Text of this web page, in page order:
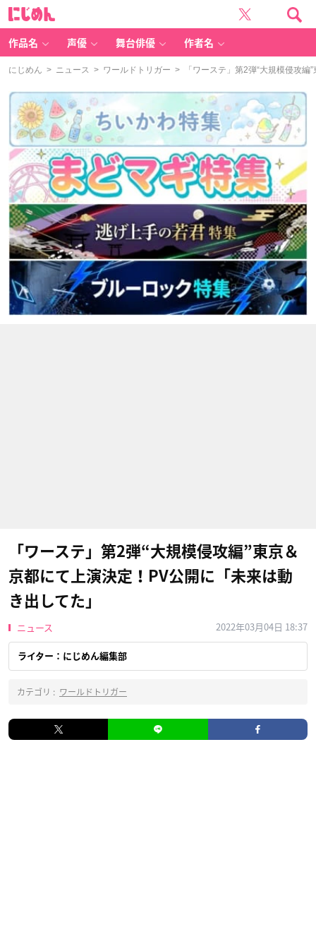
作品名 声優 舞台俳優 作者名
にじめん > ニュース > ワールドトリガー > 「ワーステ」第2弾“大規模侵攻編
「ワーステ」第2弾“大規模侵攻編”東京＆
京都にて上演決定！PV公開に「未来は動
き出してた」
ニュース 2022年03月04日 18:37
ライター：にじめん編集部
カテゴリ : ワールドトリガー